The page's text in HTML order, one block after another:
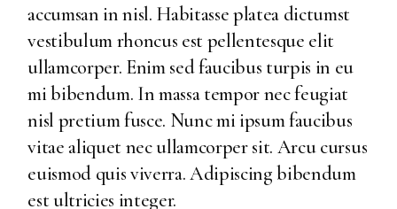
accumsan in nisl. Habitasse platea dictumst
vestibulum rhoncus est pellentesque elit
ullamcorper. Enim sed faucibus turpis in eu
mi bibendum. In massa tempor nec feugiat
nisl pretium fusce. Nunc mi ipsum faucibus
vitae aliquet nec ullamcorper sit. Arcu cursus
euismod quis viverra. Adipiscing bibendum
est ultricies integer.